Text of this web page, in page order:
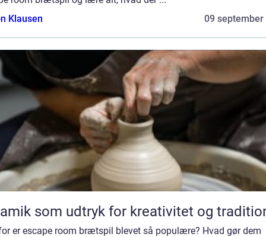
Klausen
09 september
som udtryk for kreativitet og
er escape room brætspil blevet så populære? Hvad gør dem